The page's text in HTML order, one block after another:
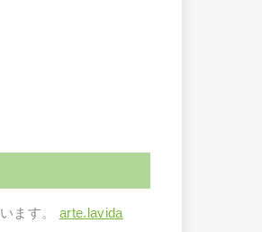
ます。 arte.lavida